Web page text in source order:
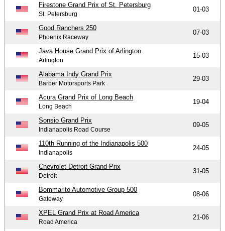
Firestone Grand Prix of St. Petersburg
St. Petersburg
01-03
Good Ranchers 250
Phoenix Raceway
07-03
Java House Grand Prix of Arlington
Arlington
15-03
Alabama Indy Grand Prix
Barber Motorsports Park
29-03
Acura Grand Prix of Long Beach
Long Beach
19-04
Sonsio Grand Prix
Indianapolis Road Course
09-05
110th Running of the Indianapolis 500
Indianapolis
24-05
Chevrolet Detroit Grand Prix
Detroit
31-05
Bommarito Automotive Group 500
Gateway
08-06
XPEL Grand Prix at Road America
Road America
21-06